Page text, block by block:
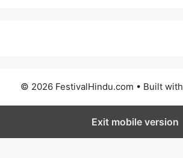
© 2026 FestivalHindu.com • Built with
Exit mobile version